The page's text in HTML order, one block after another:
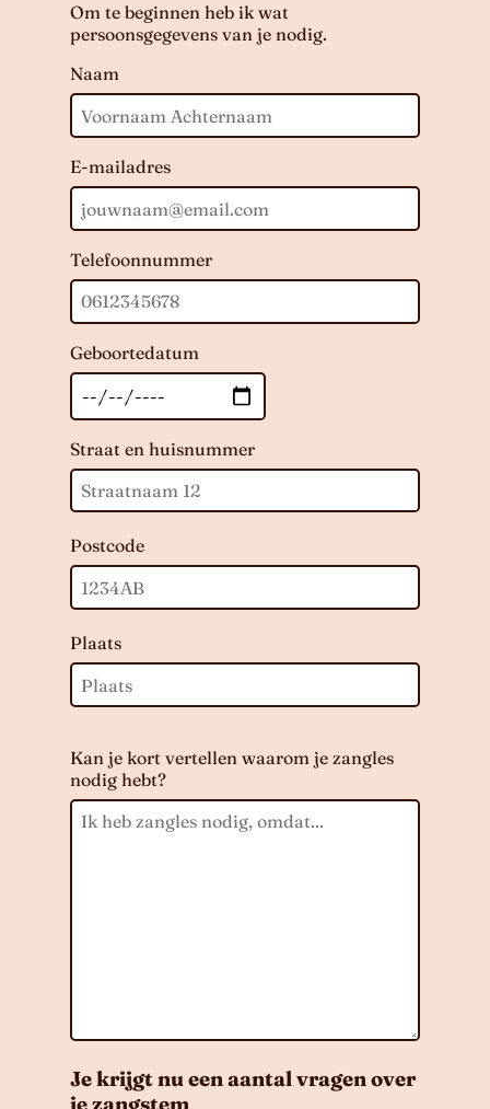
Om te beginnen heb ik wat
persoonsgegevens van je nodig.
Naam
E-mailadres
Telefoonnummer
Geboortedatum
Straat en huisnummer
Postcode
Plaats
Kan je kort vertellen waarom je zangles
nodig hebt?
Je krijgt nu een aantal vragen over
je zangstem